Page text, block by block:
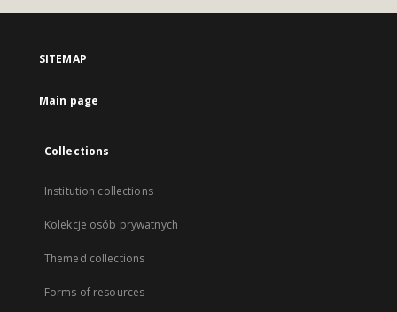
SITEMAP
Main page
Collections
Institution collections
Kolekcje osób prywatnych
Themed collections
Forms of resources